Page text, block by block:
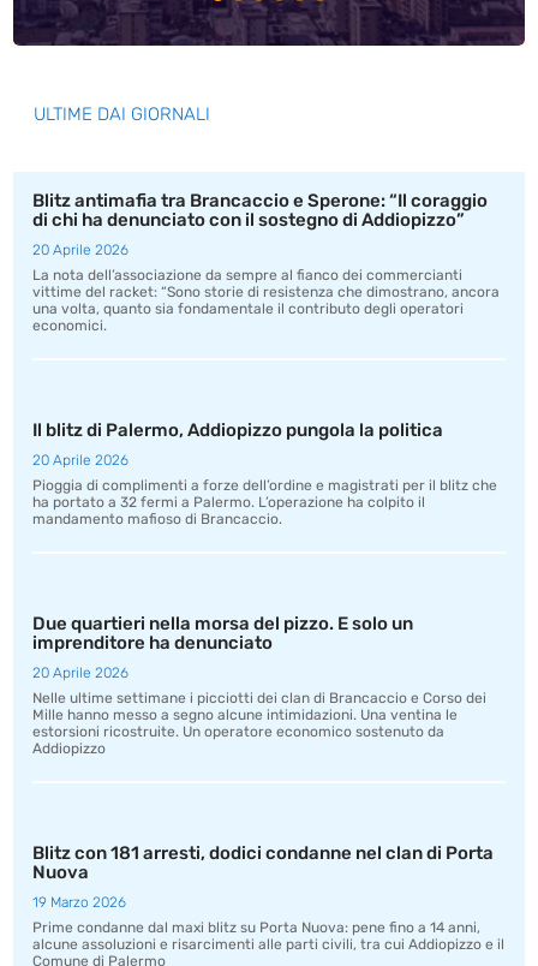
ULTIME DAI GIORNALI
Blitz antimafia tra Brancaccio e Sperone: “Il coraggio
di chi ha denunciato con il sostegno di Addiopizzo”
20 Aprile 2026
La nota dell’associazione da sempre al fianco dei commercianti
vittime del racket: “Sono storie di resistenza che dimostrano, ancora
una volta, quanto sia fondamentale il contributo degli operatori
economici.
Il blitz di Palermo, Addiopizzo pungola la politica
20 Aprile 2026
Pioggia di complimenti a forze dell’ordine e magistrati per il blitz che
ha portato a 32 fermi a Palermo. L’operazione ha colpito il
mandamento mafioso di Brancaccio.
Due quartieri nella morsa del pizzo. E solo un
imprenditore ha denunciato
20 Aprile 2026
Nelle ultime settimane i picciotti dei clan di Brancaccio e Corso dei
Mille hanno messo a segno alcune intimidazioni. Una ventina le
estorsioni ricostruite. Un operatore economico sostenuto da
Addiopizzo
Blitz con 181 arresti, dodici condanne nel clan di Porta
Nuova
19 Marzo 2026
Prime condanne dal maxi blitz su Porta Nuova: pene fino a 14 anni,
alcune assoluzioni e risarcimenti alle parti civili, tra cui Addiopizzo e il
Comune di Palermo